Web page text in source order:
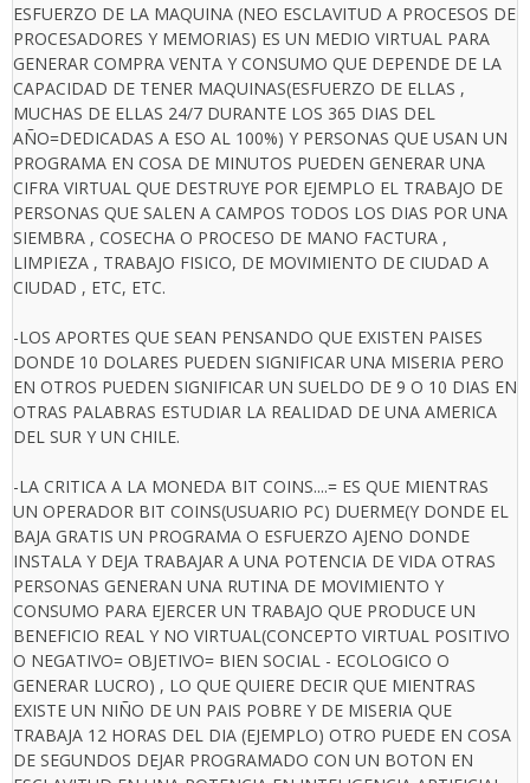
ESFUERZO DE LA MAQUINA (NEO ESCLAVITUD A PROCESOS DE
PROCESADORES Y MEMORIAS) ES UN MEDIO VIRTUAL PARA
GENERAR COMPRA VENTA Y CONSUMO QUE DEPENDE DE LA
CAPACIDAD DE TENER MAQUINAS(ESFUERZO DE ELLAS ,
MUCHAS DE ELLAS 24/7 DURANTE LOS 365 DIAS DEL
AÑO=DEDICADAS A ESO AL 100%) Y PERSONAS QUE USAN UN
PROGRAMA EN COSA DE MINUTOS PUEDEN GENERAR UNA
CIFRA VIRTUAL QUE DESTRUYE POR EJEMPLO EL TRABAJO DE
PERSONAS QUE SALEN A CAMPOS TODOS LOS DIAS POR UNA
SIEMBRA , COSECHA O PROCESO DE MANO FACTURA ,
LIMPIEZA , TRABAJO FISICO, DE MOVIMIENTO DE CIUDAD A
CIUDAD , ETC, ETC.
-LOS APORTES QUE SEAN PENSANDO QUE EXISTEN PAISES
DONDE 10 DOLARES PUEDEN SIGNIFICAR UNA MISERIA PERO
EN OTROS PUEDEN SIGNIFICAR UN SUELDO DE 9 O 10 DIAS EN
OTRAS PALABRAS ESTUDIAR LA REALIDAD DE UNA AMERICA
DEL SUR Y UN CHILE.
-LA CRITICA A LA MONEDA BIT COINS....= ES QUE MIENTRAS
UN OPERADOR BIT COINS(USUARIO PC) DUERME(Y DONDE EL
BAJA GRATIS UN PROGRAMA O ESFUERZO AJENO DONDE
INSTALA Y DEJA TRABAJAR A UNA POTENCIA DE VIDA OTRAS
PERSONAS GENERAN UNA RUTINA DE MOVIMIENTO Y
CONSUMO PARA EJERCER UN TRABAJO QUE PRODUCE UN
BENEFICIO REAL Y NO VIRTUAL(CONCEPTO VIRTUAL POSITIVO
O NEGATIVO= OBJETIVO= BIEN SOCIAL - ECOLOGICO O
GENERAR LUCRO) , LO QUE QUIERE DECIR QUE MIENTRAS
EXISTE UN NIÑO DE UN PAIS POBRE Y DE MISERIA QUE
TRABAJA 12 HORAS DEL DIA (EJEMPLO) OTRO PUEDE EN COSA
DE SEGUNDOS DEJAR PROGRAMADO CON UN BOTON EN